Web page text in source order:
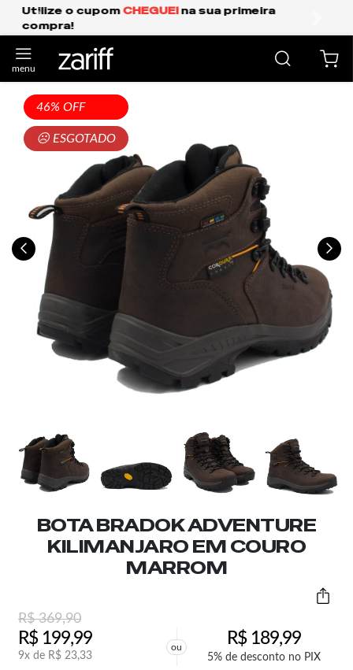
Frete Grátis Expresso para o Sul e São Paulo.
anterior
46% OFF
☹ ESGOTADO
BOTA BRADOK ADVENTURE
KILIMANJARO EM COURO
MARROM
R$369,90
R$199,99
9x de R$ 23,33
ou R$189,99
5% de desconto no PIX